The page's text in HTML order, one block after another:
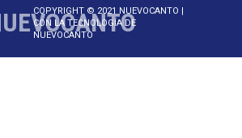
COPYRIGHT © 2021 NUEVOCANTO |
CON LA TECNOLOGÍA DE
NUEVOCANTO